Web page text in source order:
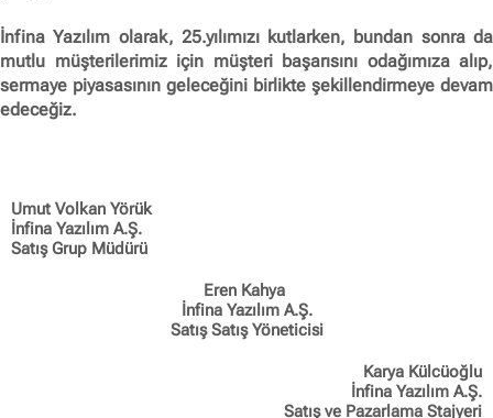
İnfina Yazılım olarak, 25.yılımızı kutlarken, bundan sonra da
mutlu müşterilerimiz için müşteri başarısını odağımıza alıp,
sermaye piyasasının geleceğini birlikte şekillendirmeye devam
edeceğiz.
Umut Volkan Yörük
İnfina Yazılım A.Ş.
Satış Grup Müdürü
Eren Kahya
İnfina Yazılım A.Ş.
Satış Satış Yöneticisi
Karya Külcüoğlu
İnfina Yazılım A.Ş.
Satış ve Pazarlama Stajyeri